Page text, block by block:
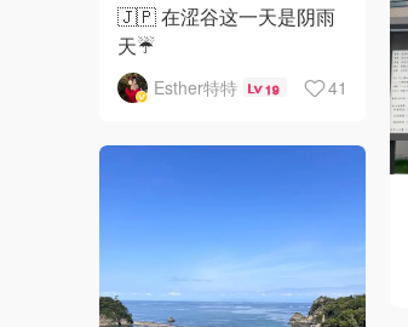
🇯🇵 在涩谷这一天是阴雨
天☔️
Esther特特 19 41